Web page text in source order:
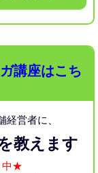
講座はこち
営者に、
教えます
中★